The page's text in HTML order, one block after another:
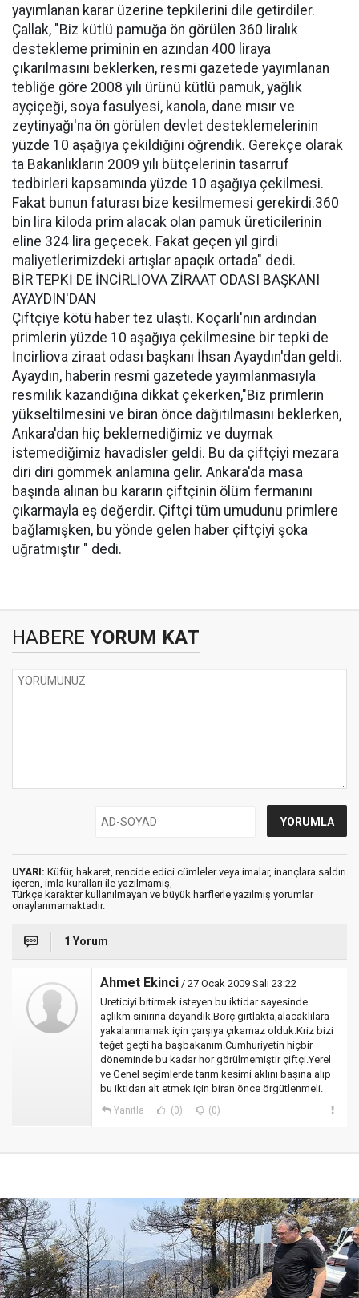
yayımlanan karar üzerine tepkilerini dile getirdiler.
Çallak, "Biz kütlü pamuğa ön görülen 360 liralık
destekleme priminin en azından 400 liraya
çıkarılmasını beklerken, resmi gazetede yayımlanan
tebliğe göre 2008 yılı ürünü kütlü pamuk, yağlık
ayçiçeği, soya fasulyesi, kanola, dane mısır ve
zeytinyağı'na ön görülen devlet desteklemelerinin
yüzde 10 aşağıya çekildiğini öğrendik. Gerekçe olarak
ta Bakanlıkların 2009 yılı bütçelerinin tasarruf
tedbirleri kapsamında yüzde 10 aşağıya çekilmesi.
Fakat bunun faturası bize kesilmemesi gerekirdi.360
bin lira kiloda prim alacak olan pamuk üreticilerinin
eline 324 lira geçecek. Fakat geçen yıl girdi
maliyetlerimizdeki artışlar apaçık ortada" dedi.
BİR TEPKİ DE İNCİRLİOVA ZİRAAT ODASI BAŞKANI
AYAYDIN'DAN
Çiftçiye kötü haber tez ulaştı. Koçarlı'nın ardından
primlerin yüzde 10 aşağıya çekilmesine bir tepki de
İncirliova ziraat odası başkanı İhsan Ayaydın'dan geldi.
Ayaydın, haberin resmi gazetede yayımlanmasıyla
resmilik kazandığına dikkat çekerken,"Biz primlerin
yükseltilmesini ve biran önce dağıtılmasını beklerken,
Ankara'dan hiç beklemediğimiz ve duymak
istemediğimiz havadisler geldi. Bu da çiftçiyi mezara
diri diri gömmek anlamına gelir. Ankara'da masa
başında alınan bu kararın çiftçinin ölüm fermanını
çıkarmayla eş değerdir. Çiftçi tüm umudunu primlere
bağlamışken, bu yönde gelen haber çiftçiyi şoka
uğratmıştır " dedi.
HABERE YORUM KAT
UYARI: Küfür, hakaret, rencide edici cümleler veya imalar, inançlara saldırı
içeren, imla kuralları ile yazılmamış,
Türkçe karakter kullanılmayan ve büyük harflerle yazılmış yorumlar
onaylanmamaktadır.
1 Yorum
Ahmet Ekinci / 27 Ocak 2009 Salı 23:22
Üreticiyi bitirmek isteyen bu iktidar sayesinde
açlıkm sınırına dayandık.Borç gırtlakta,alacaklılara
yakalanmamak için çarşıya çıkamaz olduk.Kriz bizi
teğet geçti ha başbakanım.Cumhuriyetin hiçbir
döneminde bu kadar hor görülmemiştir çiftçi.Yerel
ve Genel seçimlerde tarım kesimi aklını başına alıp
bu iktidarı alt etmek için biran önce örgütlenmeli.
Yanıtla (0) (0)